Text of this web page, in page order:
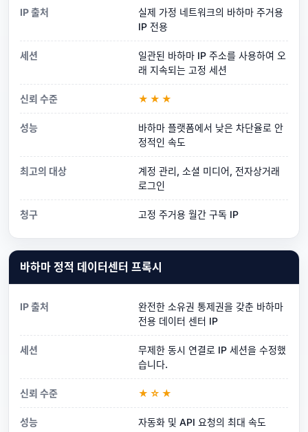
IP 출처
실제 가정 네트워크의 바하마 주거용
IP 전용
세션
일관된 바하마 IP 주소를 사용하여 오
래 지속되는 고정 세션
신뢰 수준 ★★★
성능
바하마 플랫폼에서 낮은 차단율로 안
정적인 속도
최고의 대상
계정 관리, 소셜 미디어, 전자상거래
로그인
청구 고정 주거용 월간 구독 IP
바하마 정적 데이터센터 프록시
IP 출처
완전한 소유권 통제권을 갖춘 바하마
전용 데이터 센터 IP
세션
무제한 동시 연결로 IP 세션을 수정했
습니다.
신뢰 수준 ★☆★
성능 자동화 및 API 요청의 최대 속도